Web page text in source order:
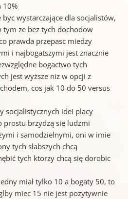
10%
wystarczające dla socjalistów,
tym ze bez tych dochodow
prawda przepasc miedzy
i najbogatszymi jest znacznie
bogactwo tych
jest wyższe niz w opcji z
cos jak 10 do 50 versus
socjalistycznych idei placy
prostu brzydzą się ludzmi
i samodzielnymi, oni w imie
tych słabszych chcą
tych ktorzy chcą się dorobic
miał tylko 10 a bogaty 50, to
miec 15 nie jest pozytywnie